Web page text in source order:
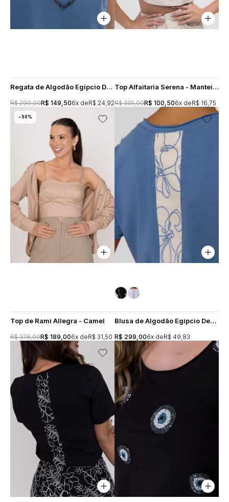
Regata de Algodão Egípcio Decote Careca Bordado Coração - Azul
R$ 299,00R$ 149,506x R$ 24,92
Top Alfaitaria Serena - Manteiga
R$ 335,00R$ 100,506x R$ 16,75
50%
Top de Rami Allegra - Camel
R$ 378,00R$ 189,006x R$ 31,50
Blusa de Algodão Egípcio Decote U Recorte Costas - Azul
R$ 299,006x R$ 49,83